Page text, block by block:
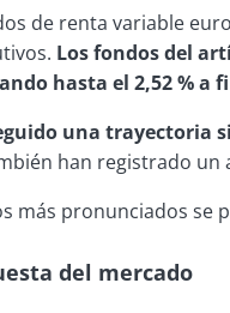
de renta variable
Los fondos del
hasta el 2,52 % a
una trayectoria
han registrado
más pronunciados
del mercado